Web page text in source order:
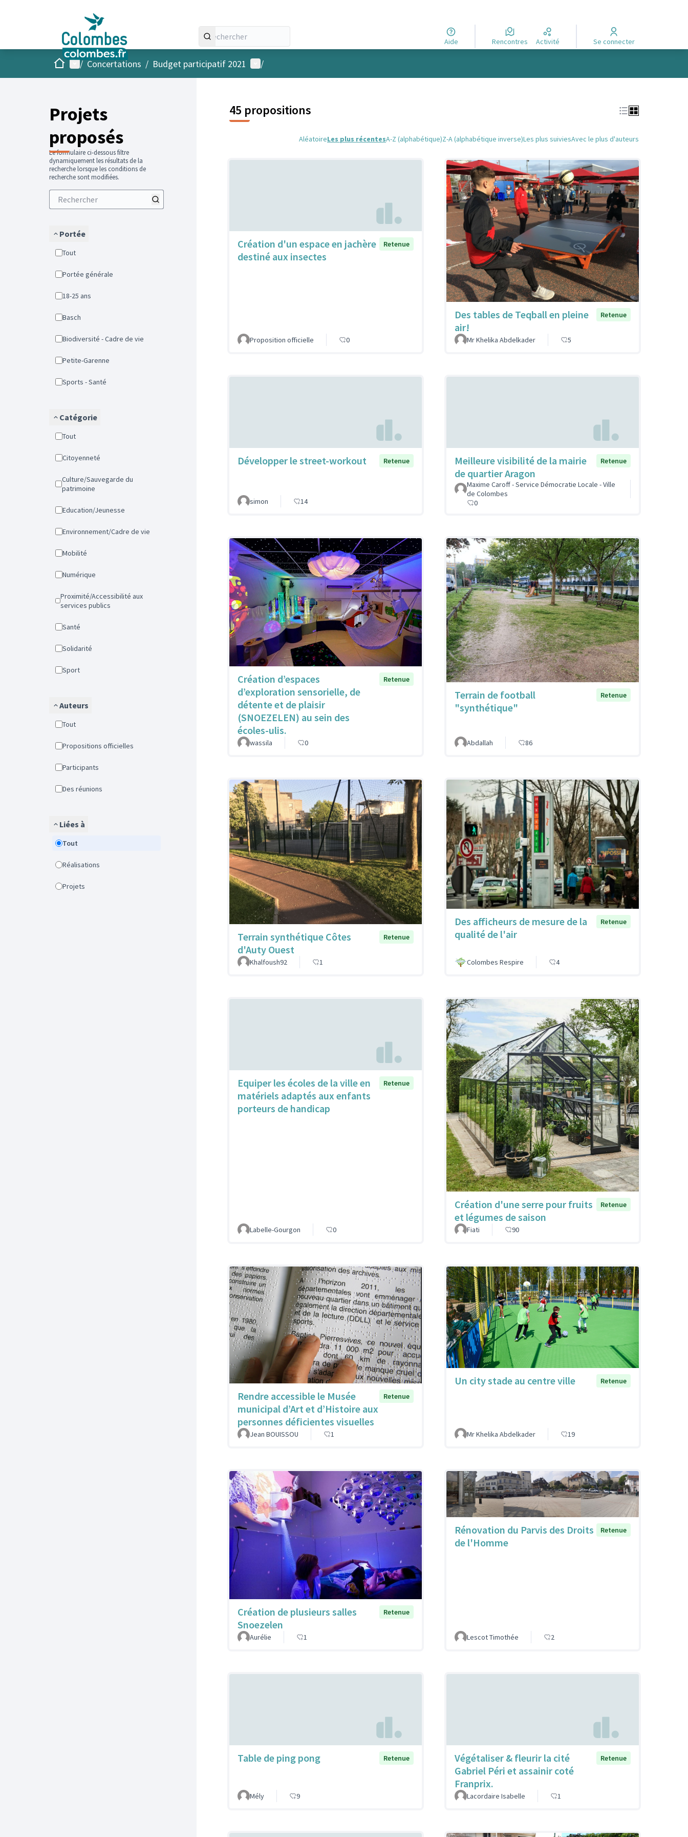
Aide Rencontres Activité Se connecter
AccueilMenu principal
/ Concertations / Budget participatif 2021 Menu utilisateur
/
Projets
proposés
Le formulaire ci-dessous filtre
dynamiquement les résultats de la
recherche lorsque les conditions de
recherche sont modifiées.
Portée
Tout
Portée générale
18-25 ans
Basch
Biodiversité - Cadre de vie
Petite-Garenne
Sports - Santé
Catégorie
Tout
Citoyenneté
Culture/Sauvegarde du
patrimoine
Education/Jeunesse
Environnement/Cadre de vie
Mobilité
Numérique
Proximité/Accessibilité aux
services publics
Santé
Solidarité
Sport
Auteurs
Tout
Propositions officielles
Participants
Des réunions
Liées à
Tout
Réalisations
Projets
45 propositions
AléatoireLes plus récentesA-Z (alphabétique)Z-A (alphabétique inverse)Les plus suiviesAvec le plus d'auteurs
Création d'un espace en jachère
destiné aux insectes
Retenue
Proposition officielle 0
Des tables de Teqball en pleine
air!
Retenue
Mr Khelika Abdelkader 5
Développer le street-workout Retenue
simon 14
Meilleure visibilité de la mairie
de quartier Aragon
Retenue
Maxime Caroff - Service Démocratie Locale - Ville
de Colombes
0
Création d’espaces
d’exploration sensorielle, de
détente et de plaisir
(SNOEZELEN) au sein des
écoles-ulis.
Retenue
wassila 0
Terrain de football
"synthétique"
Retenue
Abdallah 86
Terrain synthétique Côtes
d'Auty Ouest
Retenue
Khalfoush92 1
Des afficheurs de mesure de la
qualité de l'air
Retenue
Colombes Respire 4
Equiper les écoles de la ville en
matériels adaptés aux enfants
porteurs de handicap
Retenue
Labelle-Gourgon 0
Création d'une serre pour fruits
et légumes de saison
Retenue
Fiati 90
Rendre accessible le Musée
municipal d’Art et d’Histoire aux
personnes déficientes visuelles
Retenue
Jean BOUISSOU 1
Un city stade au centre ville Retenue
Mr Khelika Abdelkader 19
Création de plusieurs salles
Snoezelen
Retenue
Aurélie 1
Rénovation du Parvis des Droits
de l'Homme
Retenue
Lescot Timothée 2
Table de ping pong Retenue
Mély 9
Végétaliser & fleurir la cité
Gabriel Péri et assainir coté
Franprix.
Retenue
Lacordaire Isabelle 1